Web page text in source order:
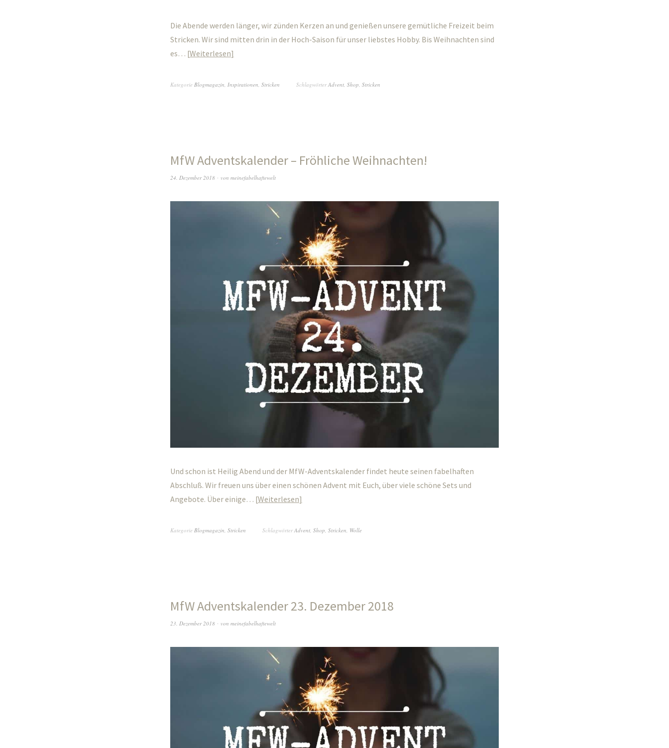
Die Abende werden länger, wir zünden Kerzen an und genießen unsere gemütliche Freizeit beim
Stricken. Wir sind mitten drin in der Hoch-Saison für unser liebstes Hobby. Bis Weihnachten sind
es… Weiterlesen
Kategorie Blogmagazin, Inspirationen, Stricken SchlagwörterAdvent, Shop, Stricken
MfW Adventskalender – Fröhliche Weihnachten!
24. Dezember 2018 von meinefabelhaftewelt
Und schon ist Heilig Abend und der MfW-Adventskalender findet heute seinen fabelhaften
Abschluß. Wir freuen uns über einen schönen Advent mit Euch, über viele schöne Sets und
Angebote. Über einige… Weiterlesen
Kategorie Blogmagazin, Stricken SchlagwörterAdvent, Shop, Stricken, Wolle
MfW Adventskalender 23. Dezember 2018
23. Dezember 2018 von meinefabelhaftewelt